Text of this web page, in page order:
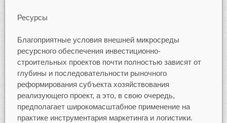
Ресурсы
Благоприятные условия внешней микросреды
ресурсного обеспечения инвестиционно-
строительных проектов почти полностью зависят от
глубины и последовательности рыночного
реформирования субъекта хозяйствования
реализующего проект, а это, в свою очередь,
предполагает широкомасштабное применение на
практике инструментария маркетинга и логистики.